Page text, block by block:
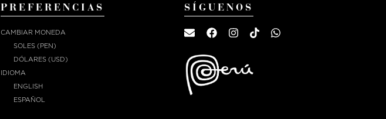
PREFERENCIAS
CAMBIAR MONEDA
SOLES (PEN)
DÓLARES (USD)
IDIOMA
ENGLISH
ESPAÑOL
SÍGUENOS